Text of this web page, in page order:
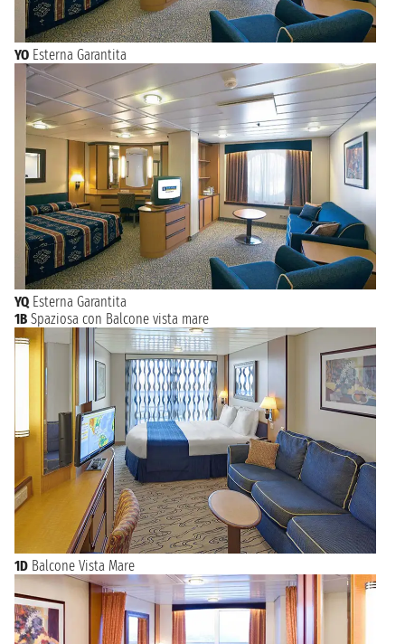
YO Esterna Garantita
YQ Esterna Garantita
1B Spaziosa con Balcone vista mare
1D Balcone Vista Mare